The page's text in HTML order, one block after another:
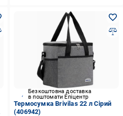
Безкоштовна доставка
в поштомати Епіцентр
Термосумка Brivilas 22 л Сірий
(406942)